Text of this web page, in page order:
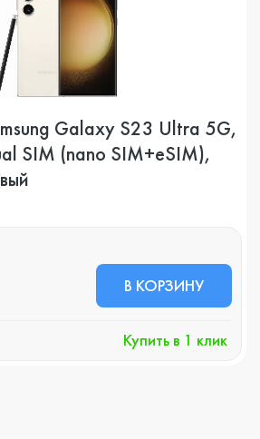
Galaxy S23 Ultra 5G,
SIM (nano SIM+eSIM),
В КОРЗИНУ
Купить в 1 клик